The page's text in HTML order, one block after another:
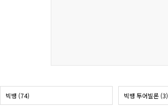
빅뱅 (74) 빅뱅 투어빌론 (3)